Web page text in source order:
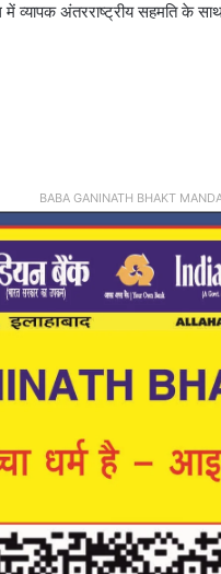
अंतरराष्ट्रीय सहमति के साथ
BABA GANINATH BHAKT